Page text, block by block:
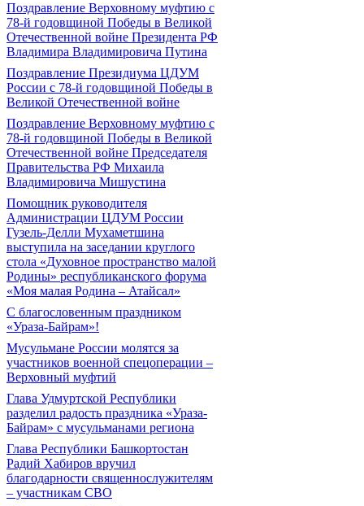
Поздравление Верховному муфтию с
78-й годовщиной Победы в Великой
Отечественной войне Президента РФ
Владимира Владимировича Путина
Поздравление Президиума ЦДУМ
России с 78-й годовщиной Победы в
Великой Отечественной войне
Поздравление Верховному муфтию с
78-й годовщиной Победы в Великой
Отечественной войне Председателя
Правительства РФ Михаила
Владимировича Мишустина
Помощник руководителя
Администрации ЦДУМ России
Гузель-Делли Мухаметшина
выступила на заседании круглого
стола «Духовное пространство малой
Родины» республиканского форума
«Моя малая Родина – Атайсал»
С благословенным праздником
«Ураза-Байрам»!
Мусульмане России молятся за
участников военной спецоперации –
Верховный муфтий
Глава Удмуртской Республики
разделил радость праздника «Ураза-
Байрам» с мусульманами региона
Глава Республики Башкортостан
Радий Хабиров вручил
благодарности священнослужителям
– участникам СВО